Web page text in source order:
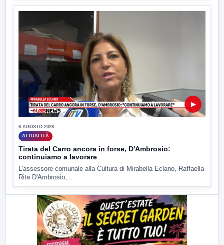
▶
6 AGOSTO 2026
ATTUALITÀ
Tirata del Carro ancora in forse, D'Ambrosio:
continuiamo a lavorare
L'assessore comunale alla Cultura di Mirabella Eclano, Raffaella
Rita D'Ambrosio,...